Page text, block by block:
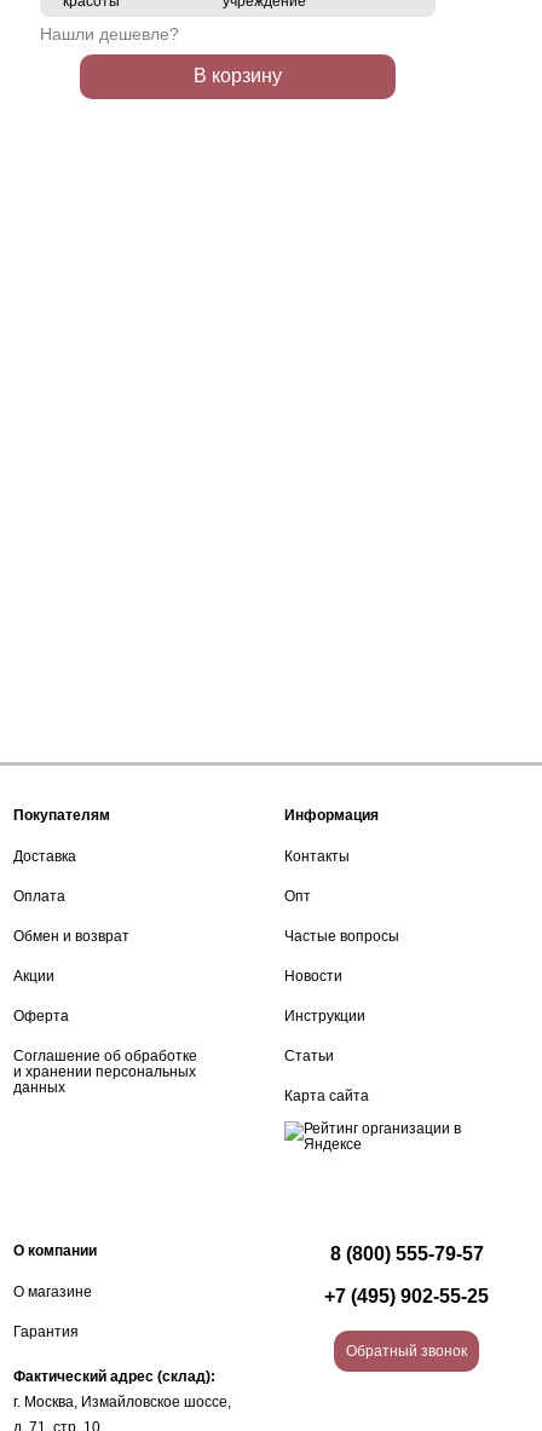
Нашли дешевле?
В корзину
Покупателям
Доставка
Оплата
Обмен и возврат
Акции
Оферта
Соглашение об обработке
и хранении персональных
данных
Информация
Контакты
Опт
Частые вопросы
Новости
Инструкции
Статьи
Карта сайта
О компании
О магазине
Гарантия
Фактический адрес (склад):
г. Москва, Измайловское шоссе,
д. 71, стр. 10.
8 (800) 555-79-57
+7 (495) 902-55-25
Обратный звонок